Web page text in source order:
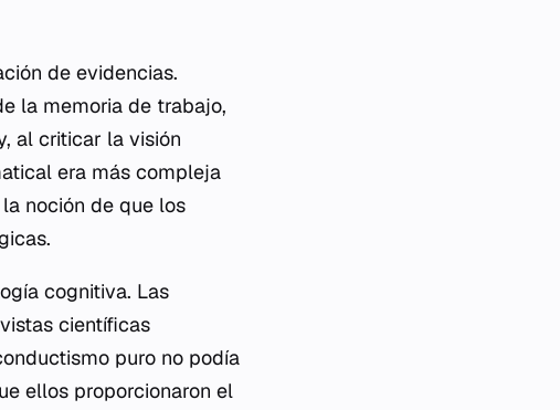
de evidencias.
la memoria de trabajo,
al criticar la visión
era más compleja
noción de que los
cognitiva. Las
científicas
puro no podía
ellos proporcionaron el